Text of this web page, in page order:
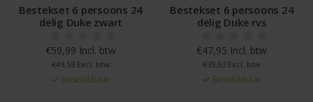
Bestekset 6 persoons 24
delig Duke zwart
€59,99 Incl. btw
€49,58 Excl. btw
Beschikbaar
Bestekset 6 persoons 24
delig Duke rvs
€47,95 Incl. btw
€39,63 Excl. btw
Beschikbaar